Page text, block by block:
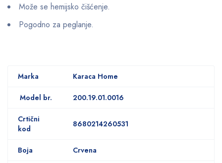
Može se hemijsko čišćenje.
Pogodno za peglanje.
Marka Karaca Home
Model br. 200.19.01.0016
Crtični
kod
8680214260531
Boja Crvena